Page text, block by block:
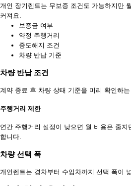
개인 장기렌트는 무보증 조건도 가능하지만
커져요.
보증금 여부
약정 주행거리
중도해지 조건
차량 반납 기준
차량 반납 조건
계약 종료 후 차량 상태 기준을 미리 확인하
주행거리 제한
연간 주행거리 설정이 낮으면 월 비용은 줄
합니다.
차량 선택 폭
개인렌트는 경차부터 수입차까지 선택 폭이